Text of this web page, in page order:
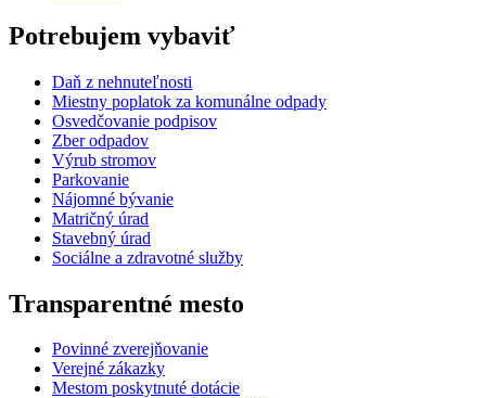
Potrebujem vybaviť
Daň z nehnuteľnosti
Miestny poplatok za komunálne odpady
Osvedčovanie podpisov
Zber odpadov
Výrub stromov
Parkovanie
Nájomné bývanie
Matričný úrad
Stavebný úrad
Sociálne a zdravotné služby
Transparentné mesto
Povinné zverejňovanie
Verejné zákazky
Mestom poskytnuté dotácie